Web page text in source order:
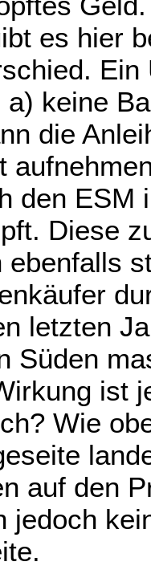
es hier
keine
die
den ESM
Diese
ebenfalls
letzten
Süden
ist
Wie
auf den
jedoch